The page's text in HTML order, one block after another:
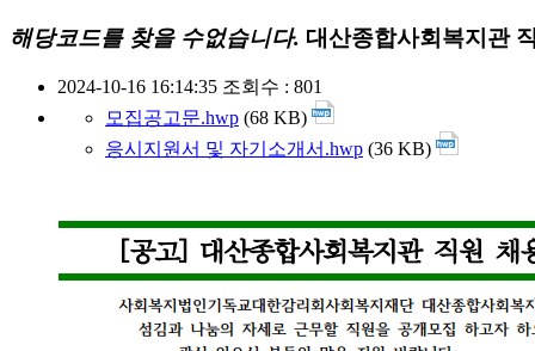
해당코드를 찾을 수없습니다. 대산종합사회복지관
2024-10-16 16:14:35 조회수 : 801
모집공고문.hwp (68 KB)
응시지원서 및 자기소개서.hwp (36 KB)